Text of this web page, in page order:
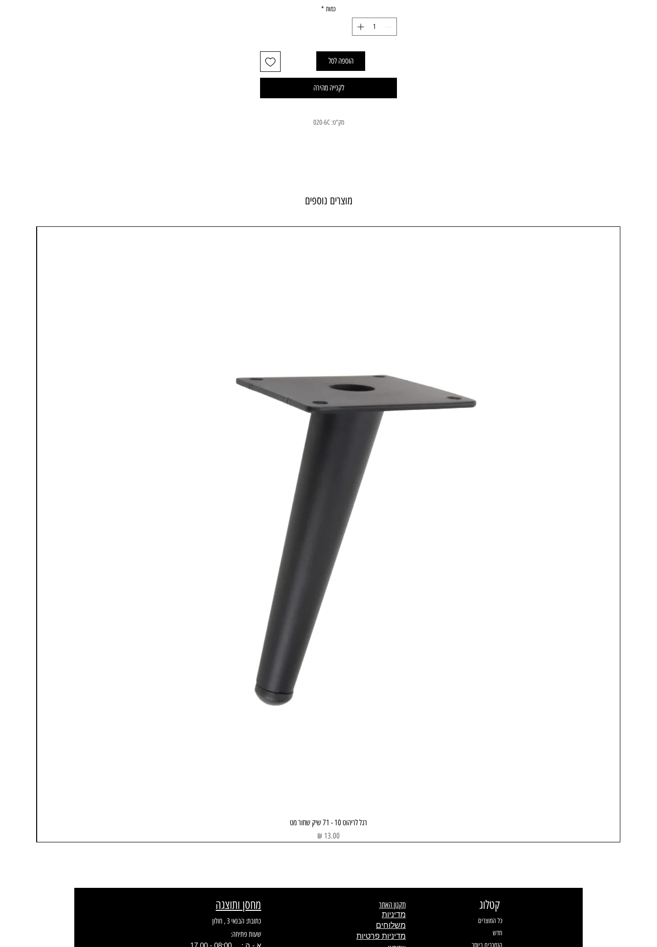
כמות *
הוספה לסל
לקנייה מהירה
מק"ט: 020-6C
מוצרים נוספים
תצוגה מהירה רגל לריהוט 10 - 71 שיק שחור מט
מחיר
מחסן ותוצגה
כתובת: הבנאי 3 , חולון
שעות פתיחה:
א - ה : 08:00 - 17.00
תקנון האתר
מדיניות
משלוחים
מדיניות פרטיות
קטלוג
כל המוצרים
חדש
הנמכרים ביותר